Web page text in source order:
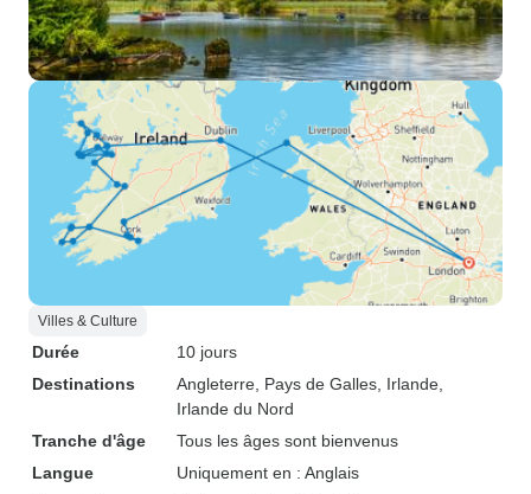
Suzanne et
Villes & Culture
Durée
10 jours
Destinations
Angleterre , Pays de Galles , Irlande
Irlande du Nord
Tranche d'âge
Tous les âges sont bienvenus
Langue
Uniquement en : Anglais